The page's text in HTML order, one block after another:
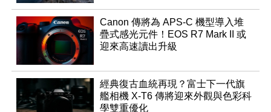
Canon 傳將為 APS-C 機型導入堆
疊式感光元件！EOS R7 Mark II 或
迎來高速讀出升級
經典復古血統再現？富士下一代旗
艦相機 X-T6 傳將迎來外觀與色彩科
學雙重優化